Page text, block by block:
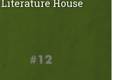
Literature House